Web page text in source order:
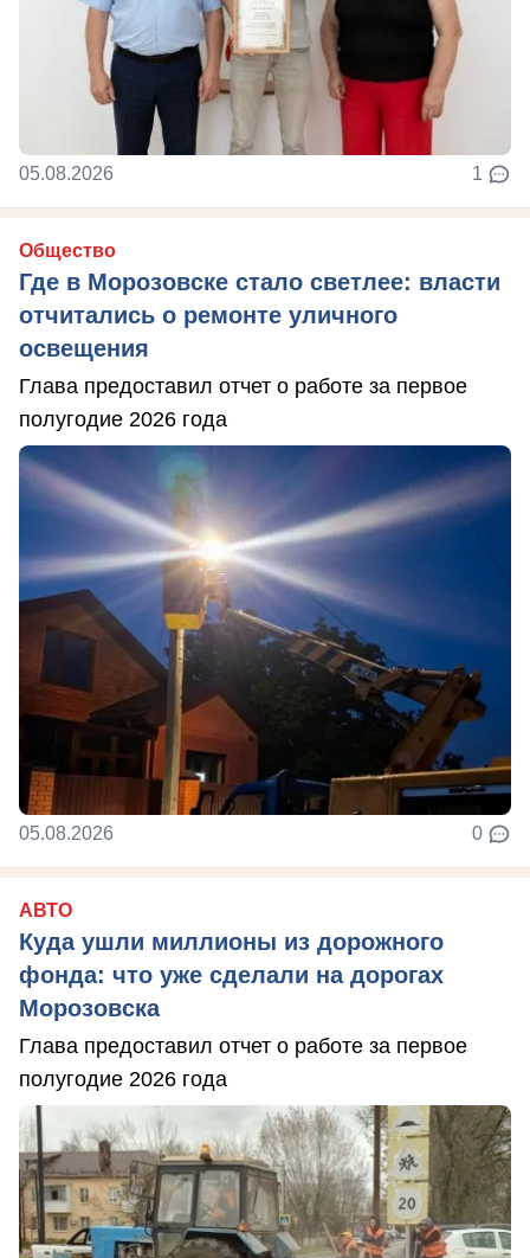
05.08.2026 1
Общество
Где в Морозовске стало светлее: власти
отчитались о ремонте уличного
освещения
Глава предоставил отчет о работе за первое
полугодие 2026 года
05.08.2026 0
АВТО
Куда ушли миллионы из дорожного
фонда: что уже сделали на дорогах
Морозовска
Глава предоставил отчет о работе за первое
полугодие 2026 года